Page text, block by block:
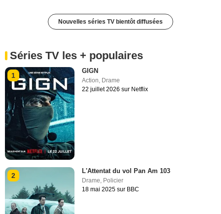
Nouvelles séries TV bientôt diffusées
Séries TV les + populaires
1
GIGN
Action Drame
22 juillet 2026 sur Netflix
2
L'Attentat du vol Pan Am 103
Drame, Policier
18 mai 2025 sur BBC